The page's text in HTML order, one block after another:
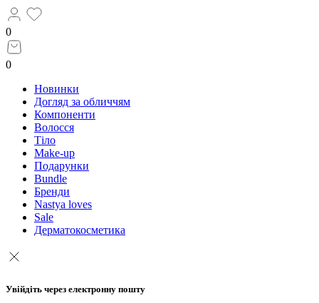
0
0
Новинки
Догляд за обличчям
Компоненти
Волосся
Тіло
Make-up
Подарунки
Bundle
Бренди
Nastya loves
Sale
Дерматокосметика
Увійдіть через електронну пошту